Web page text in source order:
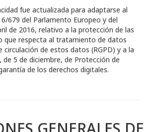
fue actualizada para adaptarse al
679 del Parlamento Europeo y del
de 2016, relativo a la protección de las
que respecta al tratamiento de datos
circulación de estos datos (RGPD) y a la
de 5 de diciembre, de Protección de
de los derechos digitales.